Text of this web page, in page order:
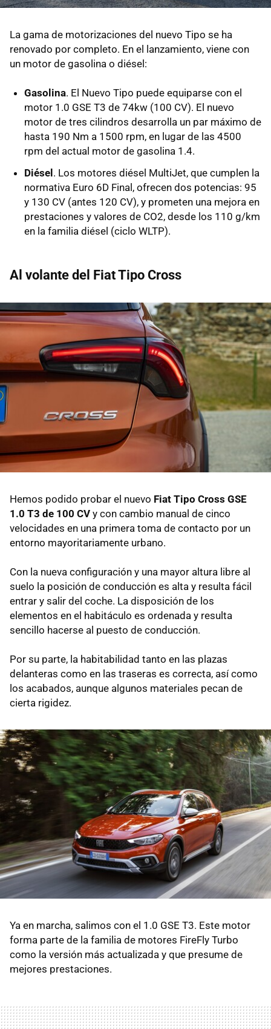
La gama de motorizaciones del nuevo Tipo se ha
renovado por completo. En el lanzamiento, viene con
un motor de gasolina o diésel:
Gasolina. El Nuevo Tipo puede equiparse con el
motor 1.0 GSE T3 de 74kw (100 CV). El nuevo
motor de tres cilindros desarrolla un par máximo de
hasta 190 Nm a 1500 rpm, en lugar de las 4500
rpm del actual motor de gasolina 1.4.
Diésel. Los motores diésel MultiJet, que cumplen la
normativa Euro 6D Final, ofrecen dos potencias: 95
y 130 CV (antes 120 CV), y prometen una mejora en
prestaciones y valores de CO2, desde los 110 g/km
en la familia diésel (ciclo WLTP).
Al volante del Fiat Tipo Cross
Hemos podido probar el nuevo Fiat Tipo Cross GSE
1.0 T3 de 100 CV y con cambio manual de cinco
velocidades en una primera toma de contacto por un
entorno mayoritariamente urbano.
Con la nueva configuración y una mayor altura libre al
suelo la posición de conducción es alta y resulta fácil
entrar y salir del coche. La disposición de los
elementos en el habitáculo es ordenada y resulta
sencillo hacerse al puesto de conducción.
Por su parte, la habitabilidad tanto en las plazas
delanteras como en las traseras es correcta, así como
los acabados, aunque algunos materiales pecan de
cierta rigidez.
Ya en marcha, salimos con el 1.0 GSE T3. Este motor
forma parte de la familia de motores FireFly Turbo
como la versión más actualizada y que presume de
mejores prestaciones.